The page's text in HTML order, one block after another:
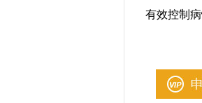
有效控制